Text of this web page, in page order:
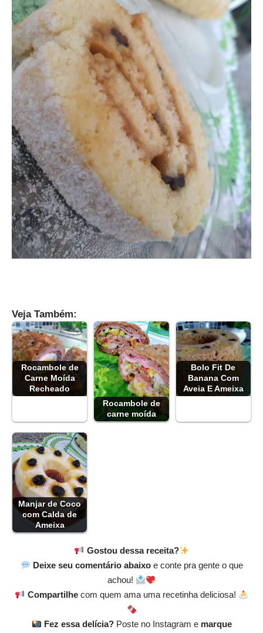
Veja Também:
Rocambole de
Carne Moída
Recheado
Rocambole de
carne moída
Bolo Fit De
Banana Com
Aveia E Ameixa
Manjar de Coco
com Calda de
Ameixa
Gostou dessa receita?
Deixe seu comentário abaixoe conte pra gente o que
achou!
Compartilhecom quem ama uma recetinha deliciosa!
Fez essa delícia?Poste no Instagram e marque